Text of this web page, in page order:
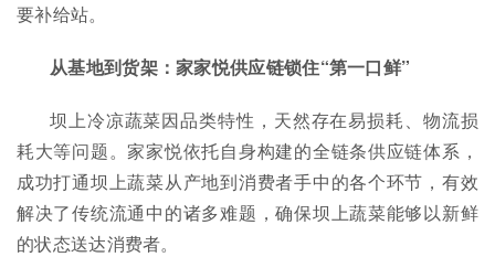
要补给站。
从基地到货架：家家悦供应链锁住“第一口鲜”
坝上冷凉蔬菜因品类特性，天然存在易损耗、物流损
耗大等问题。家家悦依托自身构建的全链条供应链体系，
成功打通坝上蔬菜从产地到消费者手中的各个环节，有效
解决了传统流通中的诸多难题，确保坝上蔬菜能够以新鲜
的状态送达消费者。